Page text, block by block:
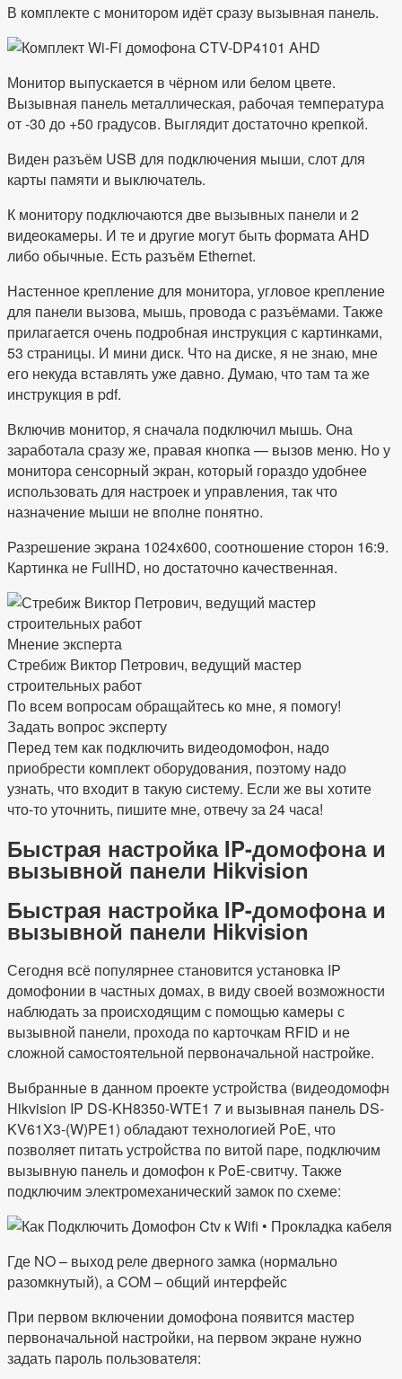
В комплекте с монитором идёт сразу вызывная панель.
Монитор выпускается в чёрном или белом цвете.
Вызывная панель металлическая, рабочая температура
от -30 до +50 градусов. Выглядит достаточно крепкой.
Виден разъём USB для подключения мыши, слот для
карты памяти и выключатель.
К монитору подключаются две вызывных панели и 2
видеокамеры. И те и другие могут быть формата AHD
либо обычные. Есть разъём Ethernet.
Настенное крепление для монитора, угловое крепление
для панели вызова, мышь, провода с разъёмами. Также
прилагается очень подробная инструкция с картинками,
53 страницы. И мини диск. Что на диске, я не знаю, мне
его некуда вставлять уже давно. Думаю, что там та же
инструкция в pdf.
Включив монитор, я сначала подключил мышь. Она
заработала сразу же, правая кнопка — вызов меню. Но у
монитора сенсорный экран, который гораздо удобнее
использовать для настроек и управления, так что
назначение мыши не вполне понятно.
Разрешение экрана 1024х600, соотношение сторон 16:9.
Картинка не FullHD, но достаточно качественная.
Мнение эксперта
Стребиж Виктор Петрович, ведущий мастер
строительных работ
По всем вопросам обращайтесь ко мне, я помогу!
Задать вопрос эксперту
Перед тем как подключить видеодомофон, надо
приобрести комплект оборудования, поэтому надо
узнать, что входит в такую систему. Если же вы хотите
что-то уточнить, пишите мне, отвечу за 24 часа!
Быстрая настройка IP-домофона и
вызывной панели Hikvision
Быстрая настройка IP-домофона и
вызывной панели Hikvision
Сегодня всё популярнее становится установка IP
домофонии в частных домах, в виду своей возможности
наблюдать за происходящим с помощью камеры с
вызывной панели, прохода по карточкам RFID и не
сложной самостоятельной первоначальной настройке.
Выбранные в данном проекте устройства (видеодомофн
Hikvision IP DS-KH8350-WTE1 7 и вызывная панель DS-
KV61X3-(W)PE1) обладают технологией PoE, что
позволяет питать устройства по витой паре, подключим
вызывную панель и домофон к PoE-свитчу. Также
подключим электромеханический замок по схеме:
Где NO – выход реле дверного замка (нормально
разомкнутый), а COM – общий интерфейс
При первом включении домофона появится мастер
первоначальной настройки, на первом экране нужно
задать пароль пользователя: